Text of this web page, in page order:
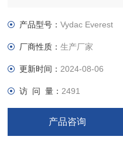
柱、分析柱至制备柱。
有相应的产品为您解决问题。
产品型号：Vydac Everest
厂商性质：生产厂家
更新时间： 2024-08-06
访 问 量： 2491
产品咨询